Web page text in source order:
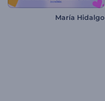
María Hidalgo